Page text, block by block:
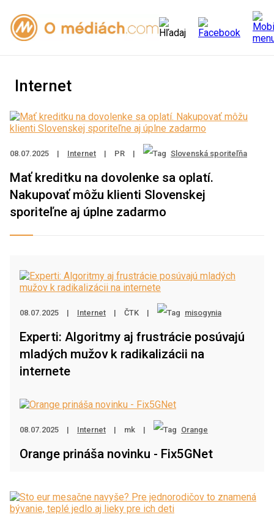
Internet
08.07.2025 | Internet | PR | Slovenská sporiteľňa
Mať kreditku na dovolenke sa oplatí.
Nakupovať môžu klienti Slovenskej
sporiteľne aj úplne zadarmo
08.07.2025 | Internet | ČTK | misogynia
Experti: Algoritmy aj frustrácie posúvajú
mladých mužov k radikalizácii na
internete
08.07.2025 | Internet | mk | Orange
Orange prináša novinku - Fix5GNet